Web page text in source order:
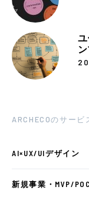
ユ
ARCHECOのサービ
AI×UX/UIデザイン
新規事業・MVP/